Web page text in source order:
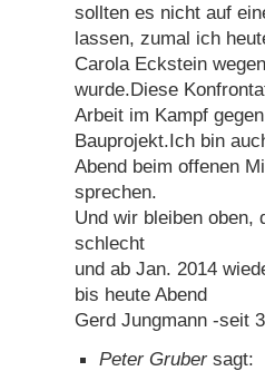
sollten es nicht auf
lassen, zumal ich
Carola Eckstein
wurde.Diese
Arbeit im Kampf
Bauprojekt.Ich bin
Abend beim offenen
sprechen.
Und wir bleiben oben,
schlecht
und ab Jan. 2014
bis heute Abend
Gerd Jungmann -seit
Peter Gruber sagt: